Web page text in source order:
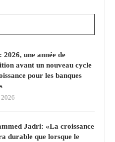
2026, une année de
avant un nouveau cycle
pour les banques
Jadri: «La croissance
durable que lorsque le